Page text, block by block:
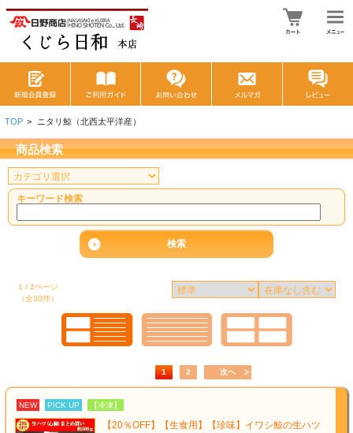
TOP > ニタリ鯨（北西太平洋産）
商品検索
キーワード検索
1 / 2ページ
（全30件）
1 2 次へ
NEW PICK UP 【冷凍】
【20％OFF】【生食用】【珍味】イワシ鯨の生ハツ